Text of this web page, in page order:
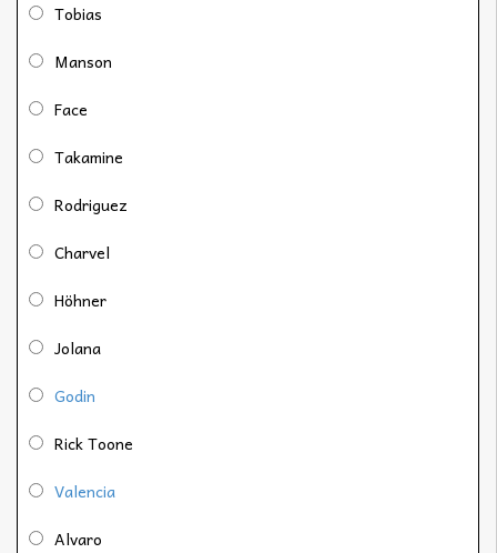
Tobias
Manson
Face
Takamine
Rodriguez
Charvel
Höhner
Jolana
Godin
Rick Toone
Valencia
Alvaro